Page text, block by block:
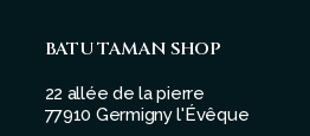
BATU TAMAN SHOP
22 allée de la pierre
77910 Germigny l'Évêque